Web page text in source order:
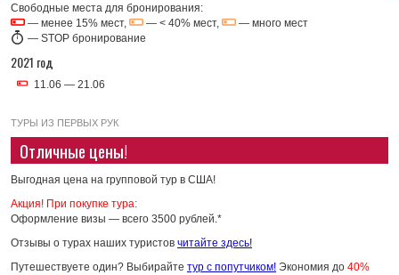
Свободные места для бронирования:
— менее 15% мест,
— < 40% мест,
— много мест
— STOP бронирование
2021 год
11.06 — 21.06
ТУРЫ ИЗ ПЕРВЫХ РУК
Отличные цены!
Выгодная цена на групповой тур в США!
Акция! При покупке тура:
Оформление визы — всего 3500 рублей.*
Отзывы о турах наших туристов читайте здесь!
Путешествуете один? Выбирайте тур с попутчиком! Экономия до 40%